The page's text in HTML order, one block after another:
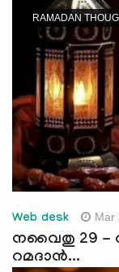
e
N
a
g
a
t
i
o
RAMADAN
Web desk Mar
നവൈതു 29 -
റമദാന്‍...